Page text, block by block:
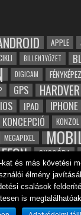
APPLE
BILLENTYŰZET
DIGICAM
GPS HARDVER
IOS IPAD IPHONE
KONCEPCIÓ KONZOL
MEGAPIXEL
OKOSÓRA
SPORT
VÍZÁLLÓ WIFI
kat és más követési
élmény
csalások
is